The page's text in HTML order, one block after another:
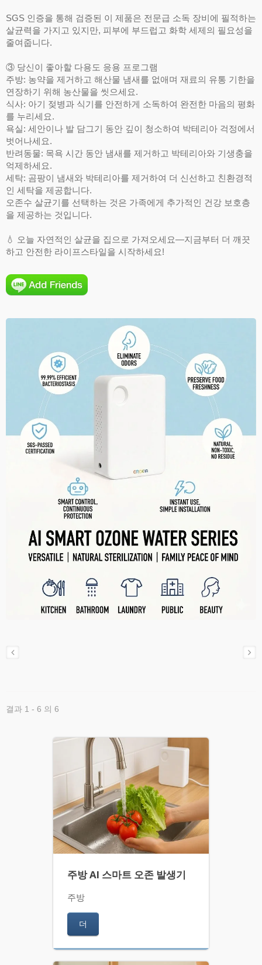
SGS 인증을 통해 검증된 이 제품은 전문급 소독 장비에 필적하는
살균력을 가지고 있지만, 피부에 부드럽고 화학 세제의 필요성을
줄여줍니다.
③ 당신이 좋아할 다용도 응용 프로그램
주방: 농약을 제거하고 해산물 냄새를 없애며 재료의 유통 기한을
연장하기 위해 농산물을 씻으세요.
식사: 아기 젖병과 식기를 안전하게 소독하여 완전한 마음의 평화
를 누리세요.
욕실: 세안이나 발 담그기 동안 깊이 청소하여 박테리아 걱정에서
벗어나세요.
반려동물: 목욕 시간 동안 냄새를 제거하고 박테리아와 기생충을
억제하세요.
세탁: 곰팡이 냄새와 박테리아를 제거하여 더 신선하고 친환경적
인 세탁을 제공합니다.
오존수 살균기를 선택하는 것은 가족에게 추가적인 건강 보호층
을 제공하는 것입니다.
💧 오늘 자연적인 살균을 집으로 가져오세요—지금부터 더 깨끗
하고 안전한 라이프스타일을 시작하세요!
결과 1 - 6 의 6
주방 AI 스마트 오존 발생기
주방
더